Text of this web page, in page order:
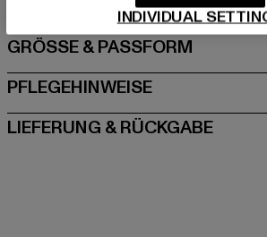
GRÖSSE & PASSFORM
PFLEGEHINWEISE
LIEFERUNG & RÜCKGABE
INDIVIDUAL